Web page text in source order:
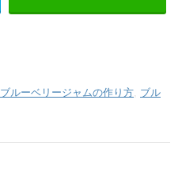
ブルーベリージャムの作り方, ブル